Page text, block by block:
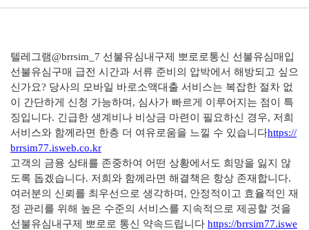
텔레그램@brrsim_7 선불유심내구제 뽀로로통신 선불유심매입
선불유심구매 급전 시간과 서류 준비의 압박에서 해방되고 싶으
신가요? 당사의 모바일 바로소액대출 서비스는 복잡한 절차 없
이 간단하게 신청 가능하며, 심사가 빠르게 이루어지는 점이 특
징입니다. 긴급한 생계비나 비상금 마련이 필요하신 경우, 저희
서비스와 함께라면 한층 더 여유로움을 느낄 수 있습니다https://
brrsim77.isweb.co.kr
고객의 금융 상태를 존중하여 어떤 상황에서도 희망을 잃지 않
도록 돕겠습니다. 저희와 함께라면 해결책은 항상 존재합니다.
여러분의 신뢰를 최우선으로 생각하며, 안정적이고 효율적인 재
정 관리를 위해 높은 수준의 서비스를 지속적으로 제공할 것을
선불유심내구제 뽀로로 통신 약속드립니다 https://brrsim77.iswe